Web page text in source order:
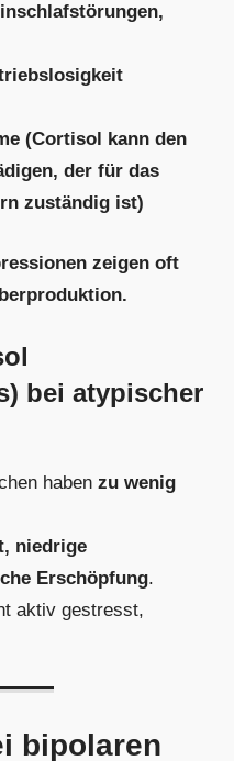
(Cortisol kann den
der für das
zuständig ist)
zeigen oft
bei atypischer
habenzu wenig
niedrige
Erschöpfung.
aktiv gestresst,
bipolaren